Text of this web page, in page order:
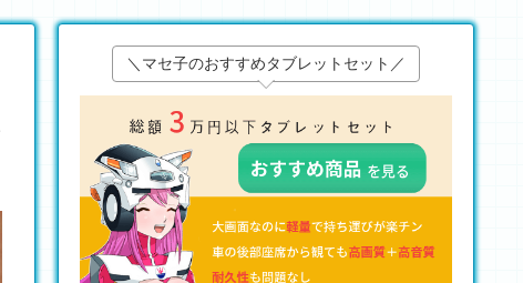
＼マセ子のおすすめタブレットセット／